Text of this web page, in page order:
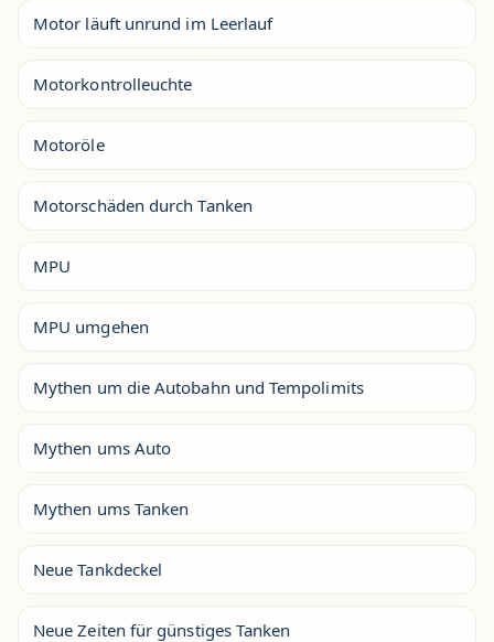
Motor läuft unrund im Leerlauf
Motorkontrolleuchte
Motoröle
Motorschäden durch Tanken
MPU
MPU umgehen
Mythen um die Autobahn und Tempolimits
Mythen ums Auto
Mythen ums Tanken
Neue Tankdeckel
Neue Zeiten für günstiges Tanken